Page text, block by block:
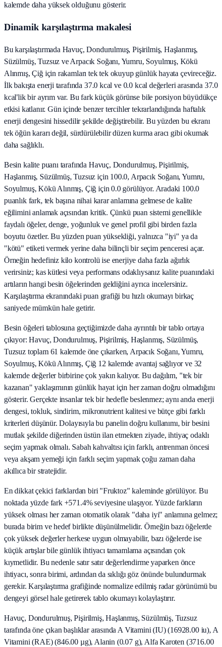
kalemde daha yüksek olduğunu gösterir.
Dinamik karşılaştırma makalesi
Bu karşılaştırmada Havuç, Dondurulmuş, Pişirilmiş, Haşlanmış,
Süzülmüş, Tuzsuz ve Arpacık Soğanı, Yumru, Soyulmuş, Kökü
Alınmış, Çiğ için rakamları tek tek okuyup günlük hayata çevireceğiz.
İlk bakışta enerji tarafında 37.0 kcal ve 0.0 kcal değerleri arasında 37.0
kcal'lik bir ayrım var. Bu fark küçük görünse bile porsiyon büyüdükçe
etkisi katlanır. Gün içinde benzer tercihler tekrarlandığında haftalık
enerji dengesini hissedilir şekilde değiştirebilir. Bu yüzden bu ekranı
tek öğün kararı değil, sürdürülebilir düzen kurma aracı gibi okumak
daha sağlıklı.
Besin kalite puanı tarafında Havuç, Dondurulmuş, Pişirilmiş,
Haşlanmış, Süzülmüş, Tuzsuz için 100.0, Arpacık Soğanı, Yumru,
Soyulmuş, Kökü Alınmış, Çiğ için 0.0 görülüyor. Aradaki 100.0
puanlık fark, tek başına nihai karar anlamına gelmese de kalite
eğilimini anlamak açısından kritik. Çünkü puan sistemi genellikle
faydalı öğeler, denge, yoğunluk ve genel profil gibi birden fazla
boyutu özetler. Bu yüzden puan yüksekliği, yalnızca "iyi" ya da
"kötü" etiketi vermek yerine daha bilinçli bir seçim penceresi açar.
Örneğin hedefiniz kilo kontrolü ise enerjiye daha fazla ağırlık
verirsiniz; kas kütlesi veya performans odaklıysanız kalite puanındaki
artıların hangi besin öğelerinden geldiğini ayrıca incelersiniz.
Karşılaştırma ekranındaki puan grafiği bu hızlı okumayı birkaç
saniyede mümkün hale getirir.
Besin öğeleri tablosuna geçtiğimizde daha ayrıntılı bir tablo ortaya
çıkıyor: Havuç, Dondurulmuş, Pişirilmiş, Haşlanmış, Süzülmüş,
Tuzsuz toplam 61 kalemde öne çıkarken, Arpacık Soğanı, Yumru,
Soyulmuş, Kökü Alınmış, Çiğ 12 kalemde avantaj sağlıyor ve 32
kalemde değerler birbirine çok yakın kalıyor. Bu dağılım, "tek bir
kazanan" yaklaşımının günlük hayat için her zaman doğru olmadığını
gösterir. Gerçekte insanlar tek bir hedefle beslenmez; aynı anda enerji
dengesi, tokluk, sindirim, mikronutrient kalitesi ve bütçe gibi farklı
kriterleri düşünür. Dolayısıyla bu panelin doğru kullanımı, bir besini
mutlak şekilde diğerinden üstün ilan etmekten ziyade, ihtiyaç odaklı
seçim yapmak olmalı. Sabah kahvaltısı için farklı, antrenman öncesi
veya akşam yemeği için farklı seçim yapmak çoğu zaman daha
akıllıca bir stratejidir.
En dikkat çekici farklardan biri "Fruktoz" kaleminde görülüyor. Bu
noktada yüzde fark +571.4% seviyesine ulaşıyor. Yüzde farkların
yüksek olması her zaman otomatik olarak "daha iyi" anlamına gelmez;
burada birim ve hedef birlikte düşünülmelidir. Örneğin bazı öğelerde
çok yüksek değerler herkese uygun olmayabilir, bazı öğelerde ise
küçük artışlar bile günlük ihtiyacı tamamlama açısından çok
kıymetlidir. Bu nedenle satır satır değerlendirme yaparken önce
ihtiyacı, sonra birimi, ardından da sıklığı göz önünde bulundurmak
gerekir. Karşılaştırma grafiğinde normalize edilmiş radar görünümü bu
dengeyi görsel hale getirerek tablo okumayı kolaylaştırır.
Havuç, Dondurulmuş, Pişirilmiş, Haşlanmış, Süzülmüş, Tuzsuz
tarafında öne çıkan başlıklar arasında A Vitamini (IU) (16928.00 iu), A
Vitamini (RAE) (846.00 µg), Alanin (0.07 g), Alfa Karoten (3716.00